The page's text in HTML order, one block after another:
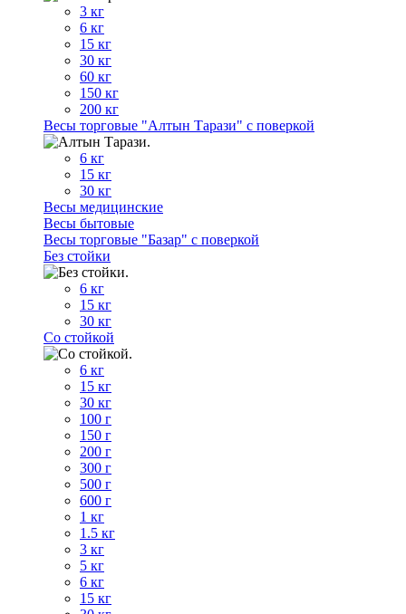
3 кг
6 кг
15 кг
30 кг
60 кг
150 кг
200 кг
Весы торговые "Алтын Тарази" с поверкой
6 кг
15 кг
30 кг
Весы медицинские
Весы бытовые
Весы торговые "Базар" с поверкой
Без стойки
6 кг
15 кг
30 кг
Со стойкой
6 кг
15 кг
30 кг
100 г
150 г
200 г
300 г
500 г
600 г
1 кг
1.5 кг
3 кг
5 кг
6 кг
15 кг